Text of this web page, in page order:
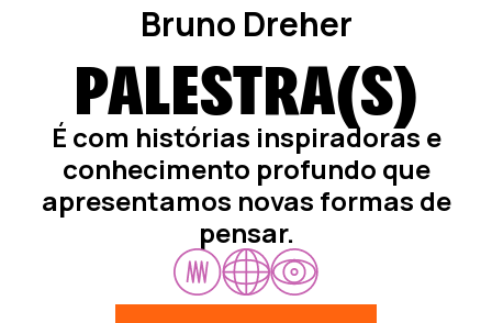
Bruno Dreher
PALESTRA(S)
É com histórias inspiradoras e
conhecimento profundo que
apresentamos novas formas de
pensar.